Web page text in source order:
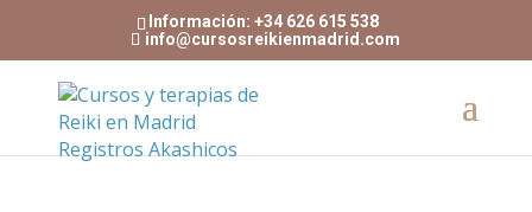
Información: +34 626 615 538
info@cursosreikienmadrid.com